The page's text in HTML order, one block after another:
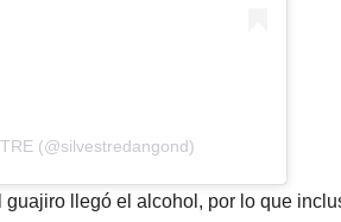
(@silvestredangond)
llegó el alcohol, por lo que